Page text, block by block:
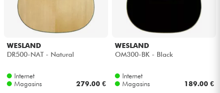
WESLAND
DR500-NAT - Natural
Internet
Magasins
279.00 €
WESLAND
OM300-BK - Black
Internet
Magasins
189.00 €